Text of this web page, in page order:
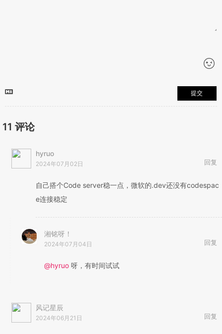
提交
11 评论
hyruo
2024年07月02日 回复
自己搭个Code server稳一点，微软的.dev还没有codespac
e连接稳定
湘铭呀！
2024年07月04日 回复
@hyruo呀，有时间试试
风记星辰
2024年06月21日 回复